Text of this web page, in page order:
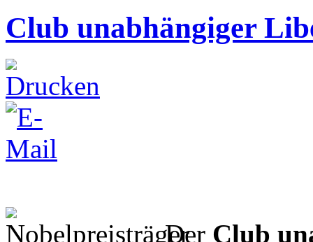
Club unabhängiger
Der Club